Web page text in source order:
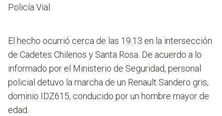
Policía Vial.
El hecho ocurrió cerca de las 19.13 en la intersección
de Cadetes Chilenos y Santa Rosa. De acuerdo a lo
informado por el Ministerio de Seguridad, personal
policial detuvo la marcha de un Renault Sandero gris,
dominio IDZ615, conducido por un hombre mayor de
edad.